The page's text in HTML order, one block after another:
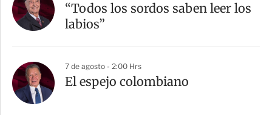
“Todos los sordos saben leer los
labios”
7 de agosto - 2:00 Hrs
El espejo colombiano